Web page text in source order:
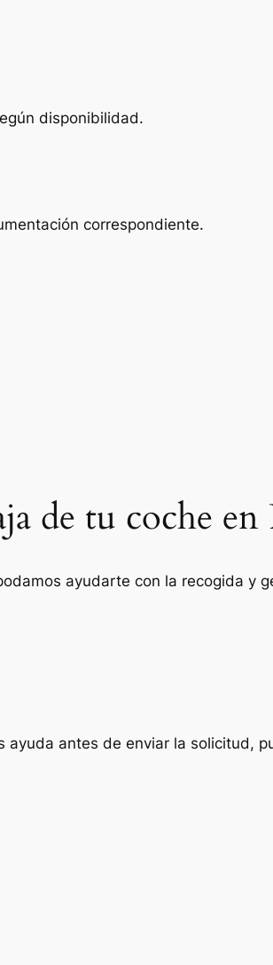
disponibilidad.
correspondiente.
de tu coche
ayudarte con la recogida y
antes de enviar la solicitud,